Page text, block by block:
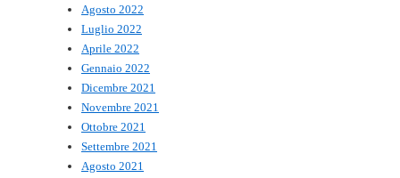
Agosto 2022
Luglio 2022
Aprile 2022
Gennaio 2022
Dicembre 2021
Novembre 2021
Ottobre 2021
Settembre 2021
Agosto 2021